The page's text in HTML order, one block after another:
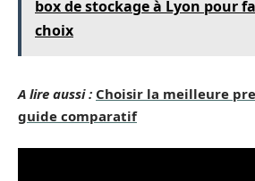
box de stockage à Lyon pour
choix
A lire aussi : Choisir la meilleure
guide comparatif